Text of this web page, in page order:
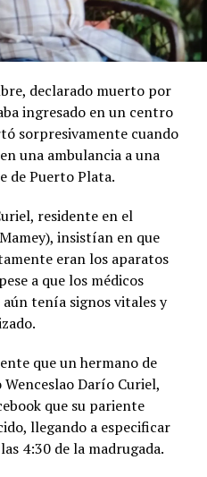
declarado muerto por
ingresado en un centro
sorpresivamente cuando
una ambulancia a una
de Puerto Plata.
residente en el
insistían en que
eran los aparatos
a que los médicos
tenía signos vitales y
que un hermano de
Darío Curiel,
que su pariente
llegando a especificar
4:30 de la madrugada.